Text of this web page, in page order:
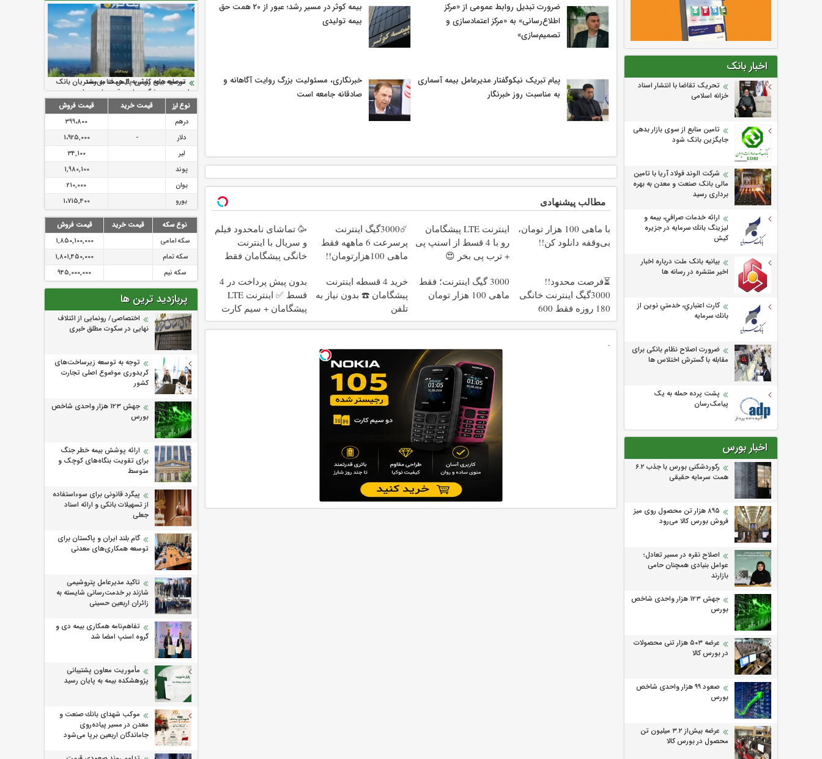
اخبار بانک
تحریک تقاضا با انتشار اسناد
خزانه اسلامی
تامین منابع از سوی بازار بدهی
جایگزین بانک شود
شرکت الوند فولاد آریا با تامین
مالی بانک صنعت و معدن به بهره
برداری رسید
ارائه خدمات صرافي، بيمه و
ليزينگ بانك سرمايه در جزيره
كيش
بیانیه بانک ملت درباره اخبار
اخیر منتشره در رسانه ها
كارت اعتباري، خدمتي نوين از
بانك سرمايه
ضرورت اصلاح نظام بانکی برای
مقابله با گسترش اختلاس ها
پشت پرده حمله به یک
پیامک‌رسان
اخبار بورس
رکوردشکنی بورس با جذب ۶.۲
همت سرمایه حقیقی
۸۹۵ هزار تن محصول روی میز
فروش بورس کالا می‌‌رود
اصلاح نقره در مسیر تعادل؛
عوامل بنیادی همچنان حامی
بازارند
جهش ۱۲۳ هزار واحدی شاخص
بورس
عرضه ۵۰۳ هزار تنی محصولات
در بورس کالا
صعود ۹۹ هزار واحدی شاخص
بورس
عرضه بیش‌از ۳.۲ میلیون تن
محصول در بورس کالا
ضرورت تبدیل روابط عمومی از «مرکز
اطلاع‌رسانی» به «مرکز اعتمادسازی و
تصمیم‌سازی»
بیمه کوثر در مسیر رشد؛ عبور از 20 همت حق
بیمه تولیدی
پیام تبریک نیکوگفتار مدیرعامل بیمه آسماری
به مناسبت روز خبرنگار
خبرنگاری، مسئولیت بزرگ روایت آگاهانه و
صادقانه جامعه است
مطالب پیشنهادی
با ماهی 100 هزار تومان،
بی‌وقفه دانلود کن!!
اینترنت LTE پیشگامان
رو با 4 قسط از اسنپ پی
+ ترب پی بخر 😍
☄️3000گیگ اینترنت
پرسرعت 6 ماههه فقط
ماهی 100هزارتومان!!
🥳 تماشای نامحدود فیلم
و سریال با اینترنت
خانگی پیشگامان فقط
⏳فرصت محدود!!
3000گیگ اینترنت خانگی
180 روزه فقط 600
هزارتومان!!
3000 گیگ اینترنت؛ فقط
ماهی 100 هزار تومان
خرید 4 قسطه اینترنت
پیشگامان ☎️ بدون نیاز به
تلفن
بدون پیش پرداخت در 4
قسط ✅ اینترنت LTE
پیشگامان + سیم کارت
رایگان
.
ارزش سهام عدالت بالا رفت
سرمایه بیمه کوثر به ۴ همت می‌رسد
نود ثانیه با فولاد سنگان
تقدیر دبیرکل سندیکای بیمه گران ایران از
اقدامات مدیرعامل بیمه رازی
توصیه های رئیس پلیس فتا به مشتریان بانک
ها در مورد پیشگیری از سرقت های مجازی
نوع ارز قیمت خرید
قیمت فروش
درهم
399،800
دلار
-
1،925,000
لیر
34,100
پوند
1,980,100
یوان
210,000
یورو
1،715,400
نوع سکه قیمت خرید
قیمت فروش
سکه امامی
1,850,100,000
سکه تمام
1,801,450,000
سکه نیم
945,000,000
پربازدید ترین ها
اختصاصی/ رونمایی از ائتلاف‌
نهایی در سکوت مطلق خبری
توجه به توسعه زیرساخت‌های
کریدوری موضوع اصلی تجارت
کشور
جهش ۱۲۳ هزار واحدی شاخص
بورس
ارائه پوشش بیمه خطر جنگ
برای تقویت بنگاه‌های کوچک و
متوسط
پیگرد قانونی برای سوءاستفاده
از تسهیلات بانکی و ارائه اسناد
جعلی
گام بلند ایران و پاکستان برای
توسعه همکاری‌های معدنی
تاکید مدیرعامل پتروشیمی
شازند بر خدمت‌رسانی شایسته به
زائران اربعین حسینی
تفاهم‌نامه همکاری بیمه دی و
گروه اسنپ امضا شد
مأموریت معاون پشتیبانی
پژوهشكده بیمه به پایان رسید
موكب شهدای بانك صنعت و
معدن در مسیر پیاده‌روی
جاماندگان اربعین برپا می‌شود